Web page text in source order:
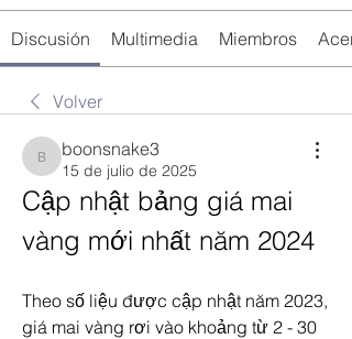
Discusión Multimedia Miembros
Volver
boonsnake3
boonsnake3
15 de julio de 2025
Cập nhật bảng giá mai
vàng mới nhất năm 2024
Theo số liệu được cập nhật năm 2023,
giá mai vàng rơi vào khoảng từ 2 - 30